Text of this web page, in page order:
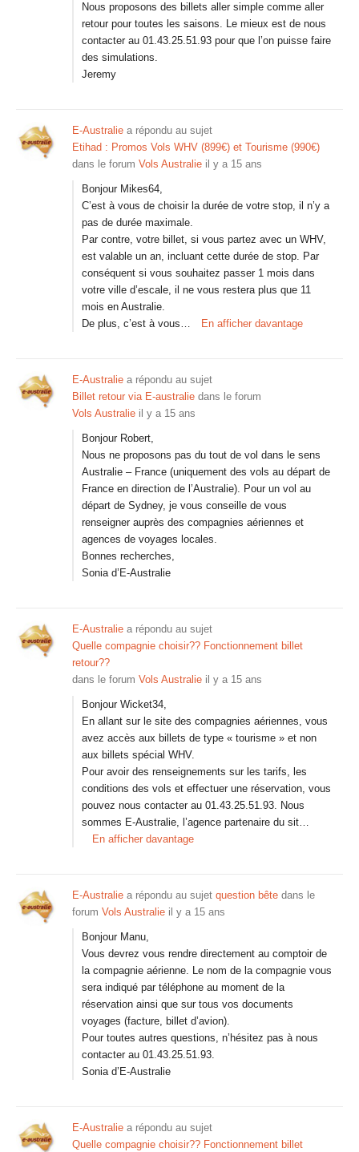
Nous proposons des billets aller simple comme aller
retour pour toutes les saisons. Le mieux est de nous
contacter au 01.43.25.51.93 pour que l’on puisse faire
des simulations.
Jeremy
E-Australie a répondu au sujet
Etihad : Promos Vols WHV (899€) et Tourisme (990€)
dans le forum Vols Australie il y a 15 ans
Bonjour Mikes64,
C’est à vous de choisir la durée de votre stop, il n’y a
pas de durée maximale.
Par contre, votre billet, si vous partez avec un WHV,
est valable un an, incluant cette durée de stop. Par
conséquent si vous souhaitez passer 1 mois dans
votre ville d’escale, il ne vous restera plus que 11
mois en Australie.
De plus, c’est à vous…
En afficher davantage
E-Australie a répondu au sujet
Billet retour via E-australie dans le forum
Vols Australie il y a 15 ans
Bonjour Robert,
Nous ne proposons pas du tout de vol dans le sens
Australie – France (uniquement des vols au départ de
France en direction de l’Australie). Pour un vol au
départ de Sydney, je vous conseille de vous
renseigner auprès des compagnies aériennes et
agences de voyages locales.
Bonnes recherches,
Sonia d’E-Australie
E-Australie a répondu au sujet
Quelle compagnie choisir?? Fonctionnement billet
retour??
dans le forum Vols Australie il y a 15 ans
Bonjour Wicket34,
En allant sur le site des compagnies aériennes, vous
avez accès aux billets de type « tourisme » et non
aux billets spécial WHV.
Pour avoir des renseignements sur les tarifs, les
conditions des vols et effectuer une réservation, vous
pouvez nous contacter au 01.43.25.51.93. Nous
sommes E-Australie, l’agence partenaire du sit…
En afficher davantage
E-Australie a répondu au sujet question bête dans le
forum Vols Australie il y a 15 ans
Bonjour Manu,
Vous devrez vous rendre directement au comptoir de
la compagnie aérienne. Le nom de la compagnie vous
sera indiqué par téléphone au moment de la
réservation ainsi que sur tous vos documents
voyages (facture, billet d’avion).
Pour toutes autres questions, n’hésitez pas à nous
contacter au 01.43.25.51.93.
Sonia d’E-Australie
E-Australie a répondu au sujet
Quelle compagnie choisir?? Fonctionnement billet